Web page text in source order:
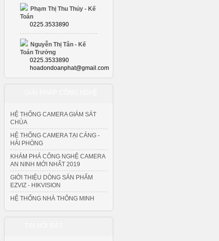
Phạm Thị Thu Thủy - Kế
Toán
0225.3533890
Nguyễn Thị Tân - Kế
Toán Trưởng
0225.3533890
hoadondoanphat@gmail.com
HỆ THỐNG CAMERA GIÁM SÁT
CHÙA
HỆ THỐNG CAMERA TẠI CẢNG -
HẢI PHÒNG
KHÁM PHÁ CÔNG NGHỆ CAMERA
AN NINH MỚI NHẤT 2019
GIỚI THIỆU DÒNG SẢN PHẨM
EZVIZ - HIKVISION
HỆ THỐNG NHÀ THÔNG MINH